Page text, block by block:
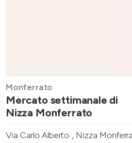
Monferrato
Mercato settimanale di
Nizza Monferrato
Via Carlo Alberto , Nizza